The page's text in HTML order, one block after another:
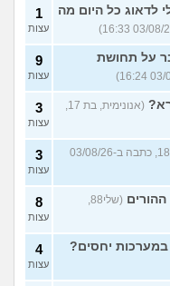
לדאוג כל היום מה
1
עצות
על תחושת
9
עצות
(אנונימית, בת 17,
3
עצות
(שירה, בת 18, כתבה ב-03/08/26
3
עצות
(שלי88,
8
עצות
במערכות יחסים? 4
עצות